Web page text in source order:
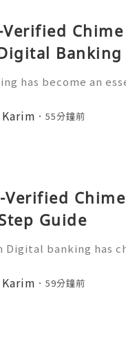
Verified
Banking
has become an
spending, and
platforms. C
55分鐘前
Verified
Guide
banking has
money, receive
everyday f
59分鐘前